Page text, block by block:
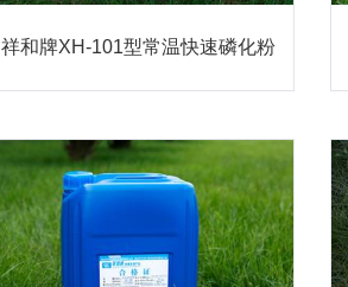
祥和牌XH-101型常温快速磷化粉